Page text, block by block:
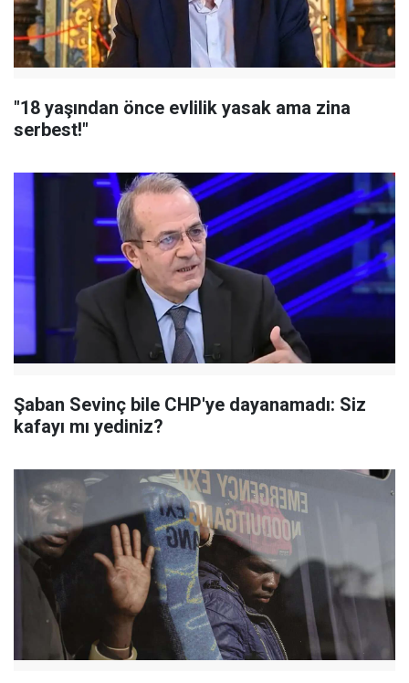
"18 yaşından önce evlilik yasak ama zina
serbest!"
Şaban Sevinç bile CHP'ye dayanamadı: Siz
kafayı mı yediniz?